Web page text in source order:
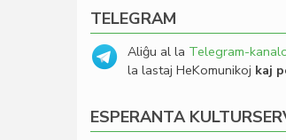
TELEGRAM
Aliĝu al la Telegram-
la lastaj HeKomunikoj kaj
ESPERANTA